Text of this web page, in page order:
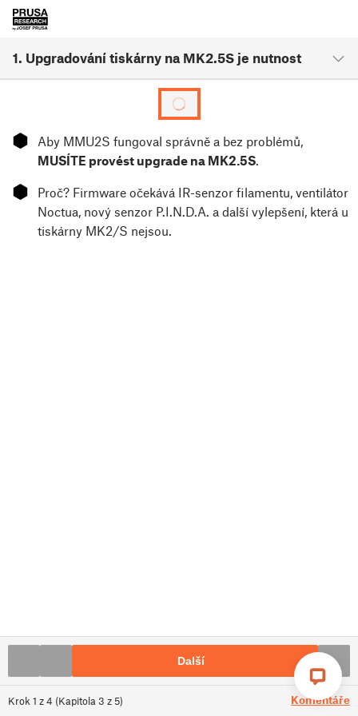
1. Upgradování tiskárny na MK2.5S je nutnost
Krok 1 z4 (Kapitola 3 z 5) Komentáře
⬢
Aby MMU2S fungoval správně a bez problémů,
MUSÍTE provést upgrade na MK2.5S.
⬢
Proč? Firmware očekává IR-senzor filamentu, ventilátor
Noctua, nový senzor P.I.N.D.A. a další vylepšení, která u
tiskárny MK2/S nejsou.
Další